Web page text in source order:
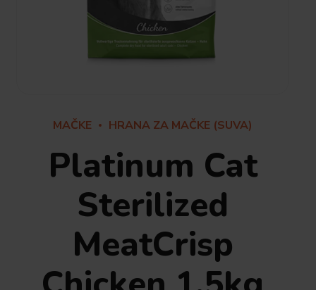
MAČKE HRANA ZA MAČKE (SUVA)
Platinum Cat
Sterilized
MeatCrisp